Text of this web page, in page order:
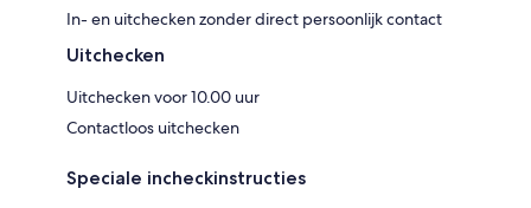
In- en uitchecken zonder direct persoonlijk contact
Uitchecken
Uitchecken voor 10.00 uur
Contactloos uitchecken
Speciale incheckinstructies